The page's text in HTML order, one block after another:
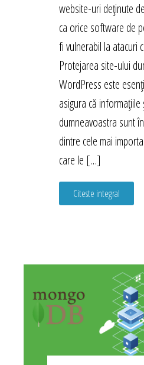
website-uri deținute
ca orice software de
fi vulnerabil la atacuri
Protejarea site-ului
WordPress este
asigura că informațiile
dumneavoastra sunt
dintre cele mai
care le […]
Citeste integral